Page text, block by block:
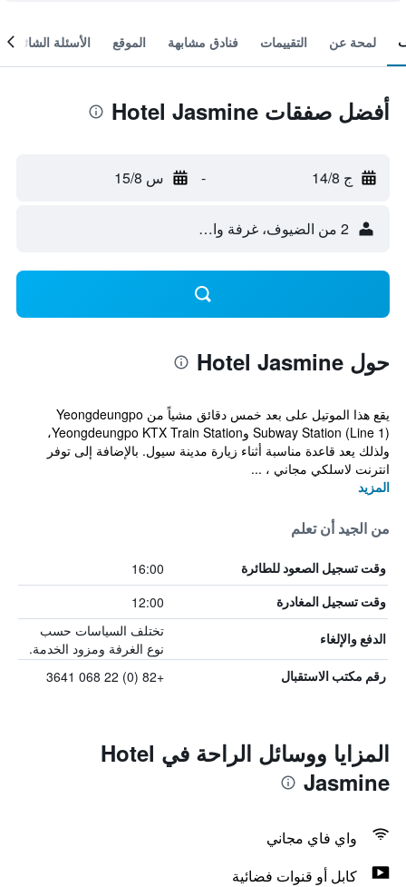
لمحة عن التقييمات فنادق مشابهة الموقع الأسئلة الشائعة
أفضل صفقات Hotel Jasmine
ج 14/8 - س 15/8
2 من الضيوف، غرفة واحدة
حول Hotel Jasmine
يقع هذا الموتيل على بعد خمس دقائق مشياً من Yeongdeungpo
Subway Station (Line 1) وYeongdeungpo KTX Train Station،
ولذلك يعد قاعدة مناسبة أثناء زيارة مدينة سيول. بالإضافة إلى توفر
انترنت لاسلكي مجاني ، ...
المزيد
من الجيد أن تعلم
وقت تسجيل الصعود للطائرة 16:00
وقت تسجيل المغادرة 12:00
الدفع والإلغاء
تختلف السياسات حسب
نوع الغرفة ومزود الخدمة.
رقم مكتب الاستقبال +82 (0) 22 068 3641
المزايا ووسائل الراحة في Hotel
Jasmine
واي فاي مجاني
كابل أو قنوات فضائية